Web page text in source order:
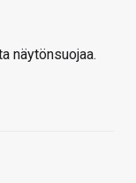
näytönsuojaa.